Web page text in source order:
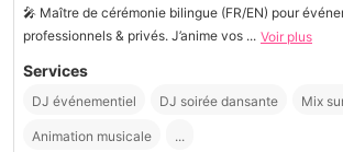
🎤 Maître de cérémonie bilingue (FR/EN) pour
professionnels & privés. J’anime vos ... Voir plus
Services
DJ événementiel DJ soirée dansante Mix
Animation musicale ...